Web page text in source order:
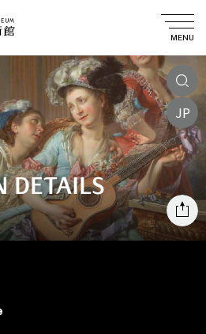
MENU
JP
DETAILS